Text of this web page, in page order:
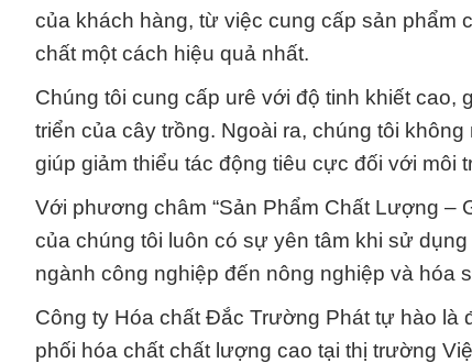
của khách hàng, từ việc cung cấp sản
chất một cách hiệu quả nhất.
Chúng tôi cung cấp urê với độ tinh khiết
triển của cây trồng. Ngoài ra, chúng tôi
giúp giảm thiểu tác động tiêu cực đối với môi
Với phương châm “Sản Phẩm Chất Lượng –
của chúng tôi luôn có sự yên tâm khi sử
ngành công nghiệp đến nông nghiệp và hóa
Công ty Hóa chất Đắc Trường Phát tự hào là
phối hóa chất chất lượng cao tại thị trường